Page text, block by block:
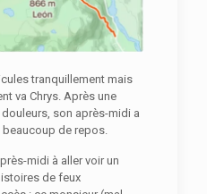
tranquillement mais
va Chrys. Après une
son après-midi a
beaucoup de repos.
midi à aller voir un
de feux